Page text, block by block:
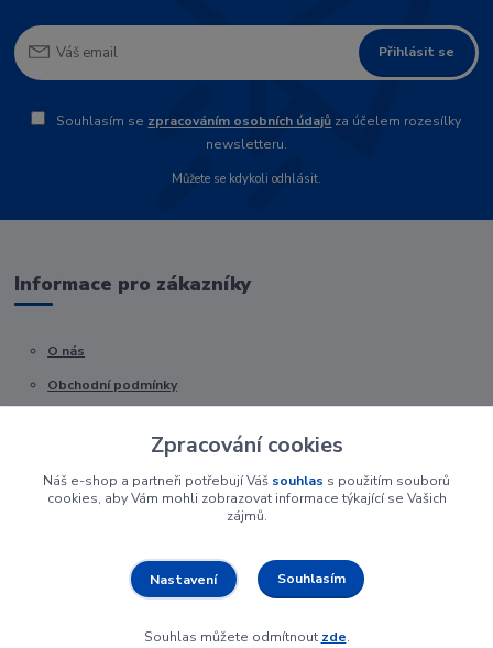
Přihlásit se
Souhlasím se zpracováním osobních údajů za účelem rozesílky
newsletteru.
Můžete se kdykoli odhlásit.
Informace pro zákazníky
O nás
Obchodní podmínky
Vytvořeno na Eshop-rychle.cz
Zpracování cookies
Náš e-shop a partneři potřebují Váš souhlas s použitím souborů
cookies, aby Vám mohli zobrazovat informace týkající se Vašich
zájmů.
Nastavení Souhlasím
Souhlas můžete odmítnout zde.